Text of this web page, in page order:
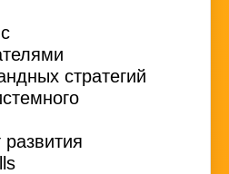
стратегий